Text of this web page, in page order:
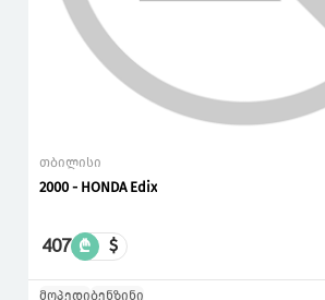
თბილისი
2000 - HONDA Edix
407 ₾ $
მოპედიბენზინი